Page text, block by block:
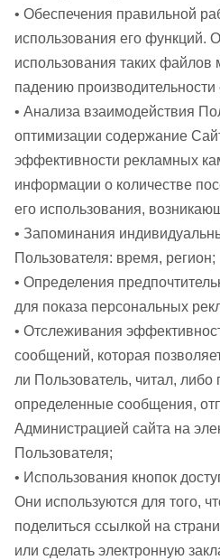
• Обеспечения правильной
использования его функций.
использования таких файлов
падению производительности
• Анализа взаимодействия
оптимизации содержание
эффективности рекламных
информации о количестве
его использования,
• Запоминания
Пользователя: время, регион;
• Определения
для показа персональных
• Отслеживания
сообщений, которая
ли Пользователь, читал,
определенные сообщения,
Администрацией сайта на
Пользователя;
• Использования кнопок
Они используются для того,
поделиться ссылкой на
или сделать электронную